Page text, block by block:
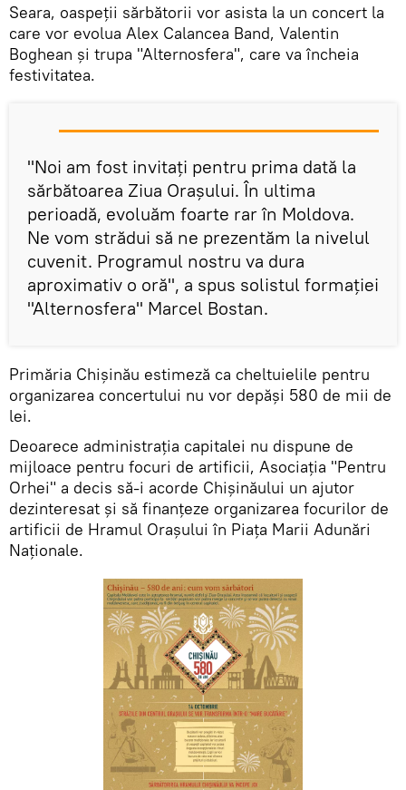
Seara, oaspeții sărbătorii vor asista la un concert la
care vor evolua Alex Calancea Band, Valentin
Boghean și trupa "Alternosfera", care va încheia
festivitatea.
"Noi am fost invitați pentru prima dată la
sărbătoarea Ziua Orașului. În ultima
perioadă, evoluăm foarte rar în Moldova.
Ne vom strădui să ne prezentăm la nivelul
cuvenit. Programul nostru va dura
aproximativ o oră", a spus solistul formației
"Alternosfera" Marcel Bostan.
Primăria Chișinău estimeză ca cheltuielile pentru
organizarea concertului nu vor depăși 580 de mii de
lei.
Deoarece administrația capitalei nu dispune de
mijloace pentru focuri de artificii, Asociația "Pentru
Orhei" a decis să-i acorde Chișinăului un ajutor
dezinteresat și să finanțeze organizarea focurilor de
artificii de Hramul Orașului în Piața Marii Adunări
Naționale.